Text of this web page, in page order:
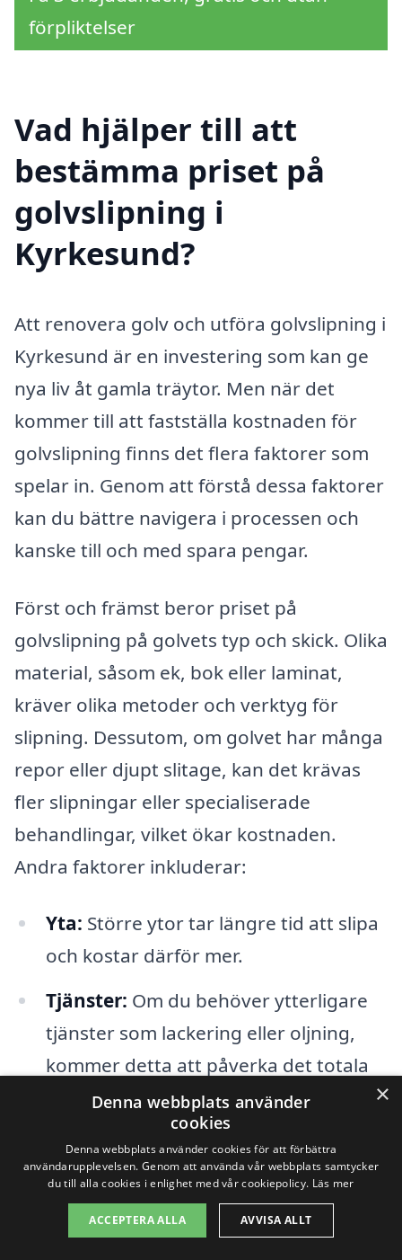
förpliktelser
Vad hjälper till att
bestämma priset på
golvslipning i
Kyrkesund?
Att renovera golv och utföra golvslipning i
Kyrkesund är en investering som kan ge
nya liv åt gamla träytor. Men när det
kommer till att fastställa kostnaden för
golvslipning finns det flera faktorer som
spelar in. Genom att förstå dessa faktorer
kan du bättre navigera i processen och
kanske till och med spara pengar.
Först och främst beror priset på
golvslipning på golvets typ och skick. Olika
material, såsom ek, bok eller laminat,
kräver olika metoder och verktyg för
slipning. Dessutom, om golvet har många
repor eller djupt slitage, kan det krävas
fler slipningar eller specialiserade
behandlingar, vilket ökar kostnaden.
Andra faktorer inkluderar:
Yta: Större ytor tar längre tid att slipa
och kostar därför mer.
Tjänster: Om du behöver ytterligare
tjänster som lackering eller oljning,
kommer detta att påverka det totala
priset.
Företagets erfarenhet:Mer
etablerade företag som har ett gott
rykte kan ta ut högre priser för sina
tjänster.
×
Denna webbplats använder
cookies
Denna webbplats använder cookies för att förbättra
användarupplevelsen. Genom att använda vår webbplats samtycker
du till alla cookies i enlighet med vår cookiepolicy. Läs mer
ACCEPTERA ALLA AVVISA ALLT